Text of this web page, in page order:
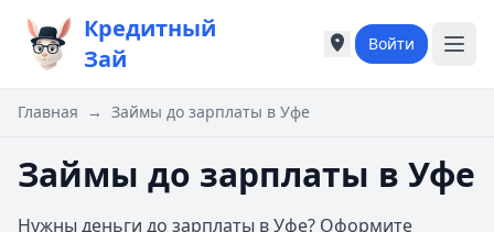
Кредитный
Зай
Города России
Екатеринбург
Казань
А
Города России
Екатеринбург
Казань
А
Войти
Главная → Займы до зарплаты в Уфе
Займы до зарплаты в Уфе
Нужны деньги до зарплаты в Уфе? Оформите